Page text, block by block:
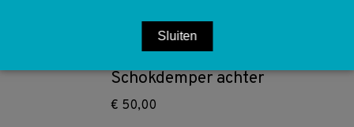
A9013200631 9013200631
W901 W902 W903 Sprinter
Schokdemper achter
€ 50,00
Sluiten